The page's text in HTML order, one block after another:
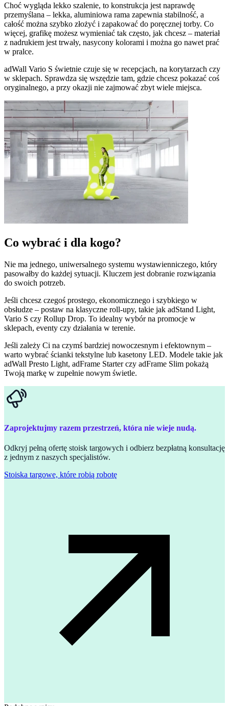
Choć wygląda lekko szalenie, to konstrukcja jest naprawdę
przemyślana – lekka, aluminiowa rama zapewnia stabilność, a
całość można szybko złożyć i zapakować do poręcznej torby. Co
więcej, grafikę możesz wymieniać tak często, jak chcesz – materiał
z nadrukiem jest trwały, nasycony kolorami i można go nawet prać
w pralce.
adWall Vario S świetnie czuje się w recepcjach, na korytarzach czy
w sklepach. Sprawdza się wszędzie tam, gdzie chcesz pokazać coś
oryginalnego, a przy okazji nie zajmować zbyt wiele miejsca.
Co wybrać i dla kogo?
Nie ma jednego, uniwersalnego systemu wystawienniczego, który
pasowałby do każdej sytuacji. Kluczem jest dobranie rozwiązania
do swoich potrzeb.
Jeśli chcesz czegoś prostego, ekonomicznego i szybkiego w
obsłudze – postaw na klasyczne roll-upy, takie jak adStand Light,
Vario S czy Rollup Drop. To idealny wybór na promocje w
sklepach, eventy czy działania w terenie.
Jeśli zależy Ci na czymś bardziej nowoczesnym i efektownym –
warto wybrać ścianki tekstylne lub kasetony LED. Modele takie jak
adWall Presto Light, adFrame Starter czy adFrame Slim pokażą
Twoją markę w zupełnie nowym świetle.
Zaprojektujmy razem przestrzeń, która nie wieje nudą.
Odkryj pełną ofertę stoisk targowych i odbierz bezpłatną konsultację
z jednym z naszych specjalistów.
Stoiska targowe, które robią robotę